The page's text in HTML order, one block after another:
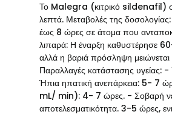
Το Malegra (κιτρικό sildenafil)
λεπτά. Μεταβολές της
έως 8 ώρες σε άτομα που
λιπαρά: Η έναρξη καθυστέρησε
αλλά η βαριά πρόσληψη
Παραλλαγές κατάστασης υγείας:
Ήπια ηπατική ανεπάρκεια: 5- 7
mL/ min): 4- 7 ώρες. - Σοβαρή
αποτελεσματικότητα. 3-5 ώρες,